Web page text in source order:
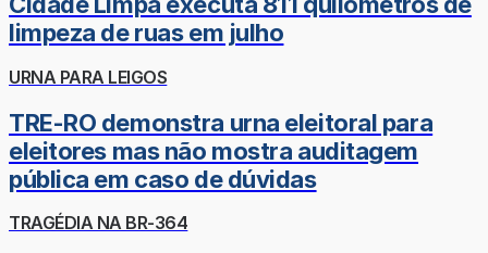
limpeza de ruas em julho
URNA PARA LEIGOS
TRE-RO demonstra urna eleitoral para
eleitores mas não mostra auditagem
pública em caso de dúvidas
TRAGÉDIA NA BR-364